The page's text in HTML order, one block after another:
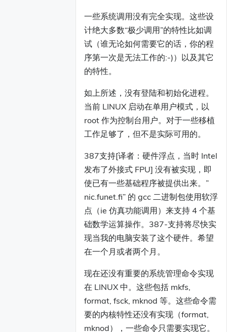
一些系统调用没有完全实现。这些设
计绝大多数“极少调用”的特性比如调
试（谁无论如何需要它的话，你的程
序第一次是无法工作的:-)）以及其它
的特性。
如上所述，没有登陆和初始化进程。
当前 LINUX 启动在单用户模式，以
root 作为控制台用户。对于一些移植
工作足够了，但不是实际可用的。
387支持[译者：硬件浮点，当时 Intel
发布了外接式 FPU] 没有被实现，即
使已有一些基础程序被提供出来。”
nic.funet.fi” 的 gcc 二进制包使用软浮
点（ie 仿真功能调用）来支持 4 个基
础数学运算操作。387-支持将尽快实
现当我的电脑安装了这个硬件。希望
在一个月或者两个月。
现在还没有重要的系统管理命令实现
在 LINUX 中。这些包括 mkfs,
format, fsck, mknod 等。这些命令需
要的内核特性还没有实现（format,
mknod），一些命令只需要实现它。